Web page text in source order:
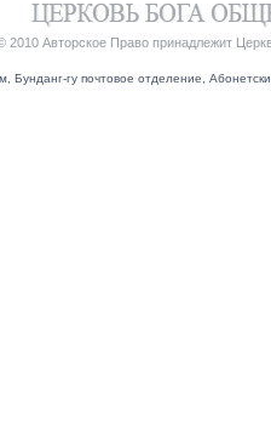
2010 Авторское Право принадлежит
Бунданг-гу почтовое отделение,